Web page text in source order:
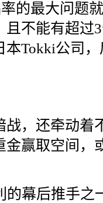
的最大问题
且不能有超过3
本Tokki公司
战，还牵动着
金赢取空间，
的幕后推手之